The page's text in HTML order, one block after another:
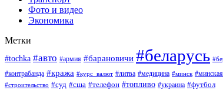
Фото и видео
Экономика
Метки
#tochka #авто #армия #барановичи #беларусь
#контрабанда #кража #курс_валют #литва #медицина #минск
#строительство #суд #сша #телефон #топливо #украина #футбол